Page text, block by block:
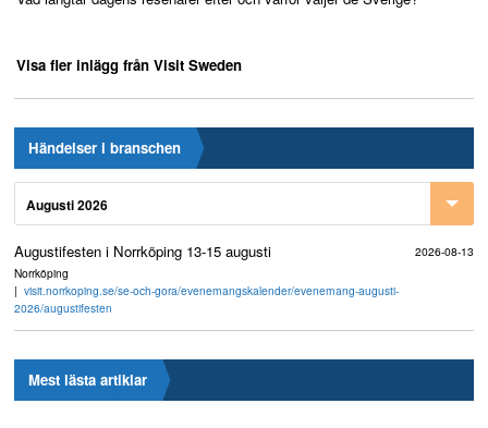
Visa fler inlägg från Visit Sweden
Händelser i branschen
Augusti 2026
Augustifesten i Norrköping 13-15 augusti
2026-08-13
Norrköping
visit.norrkoping.se/se-och-gora/evenemangskalender/evenemang-augusti-
2026/augustifesten
Mest lästa artiklar